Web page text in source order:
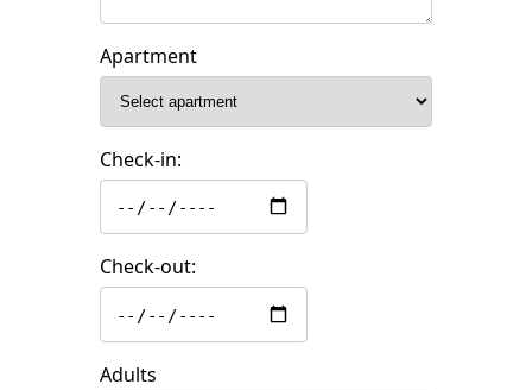
Apartment
Check-in:
Check-out:
Adults